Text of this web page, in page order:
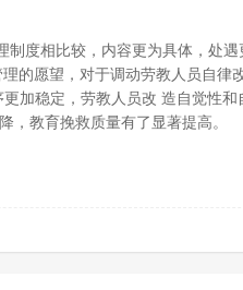
度相比较，内容更为具体，处遇
的愿望，对于调动劳教人员自律
加稳定，劳教人员改 造自觉性
，教育挽救质量有了显著提高。